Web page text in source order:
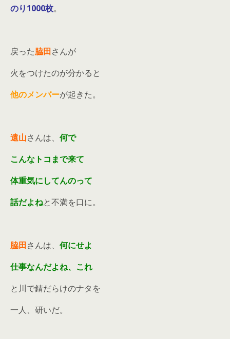
のり1000枚。
戻った脇田さんが
火をつけたのが分かると
他のメンバーが起きた。
遠山さんは、 何で
こんなトコまで来て
体重気にしてんのって
話だよねと不満を口に。
脇田さんは、 何にせよ
仕事なんだよね、これ
と川で錆だらけのナタを
一人、研いだ。